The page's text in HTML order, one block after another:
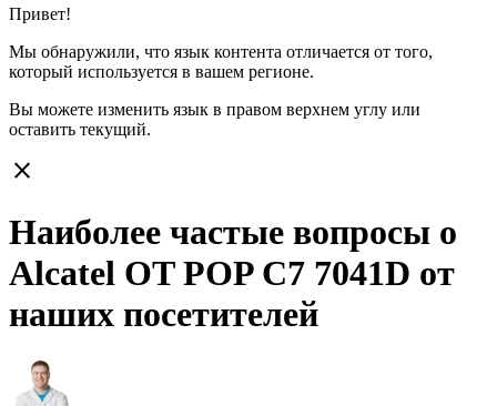
Привет!
Мы обнаружили, что язык контента отличается от того,
который используется в вашем регионе.
Вы можете изменить язык в правом верхнем углу или
оставить текущий.
close
Наиболее частые вопросы о
Alcatel OT POP C7 7041D от
наших посетителей